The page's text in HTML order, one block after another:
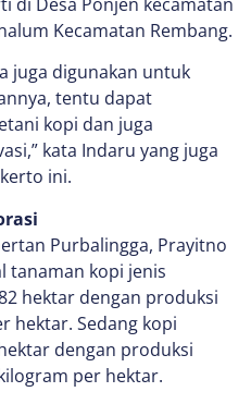
Kecamatan Rembang.
juga digunakan untuk
tentu dapat
kopi dan juga
kata Indaru yang juga
ini.
Purbalingga, Prayitno
tanaman kopi jenis
hektar dengan produksi
hektar. Sedang kopi
dengan produksi
per hektar.